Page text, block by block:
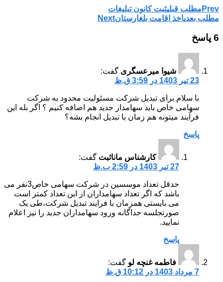
Prev مطلب قبلیثبت کانون تبلیغات
مطلب بعدیاخذ اقامت بلغارستانNext
6 پاسخ
شیوا میرعسگری گفت:
23 تیر 1403 در 3:59 ق.ظ
با سلام برای تبدیل شرکت مسئولیت محدود به شرکت
سهامی خاص باید سهامدار جدید هم اضافه کنیم ؟ اگر بله این
فرآیند میتونه هم زمان با تبدیل انجام بشه؟
پاسخ
کارشناس ماناثبت گفت:
27 تیر 1403 در 2:59 ب.ظ
حدقل تعداد موسسین در شرکت سهامی خاص3نفر می
باشد که اگر تعداد سهامداران از این تعداد کمتر است
می بایستی همزمان با فرایند تبدیل شرکت،طی یک
صورتجلسه جداگانه ورود سهامداران جدید را نیز اعلام
نمایید.
پاسخ
فاطمه غنچه لو گفت:
7 مرداد 1403 در 10:12 ق.ظ